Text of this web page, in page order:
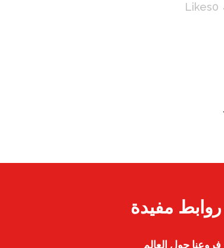
0
Likes
روابط مفيدة
فروعنا حول العالم